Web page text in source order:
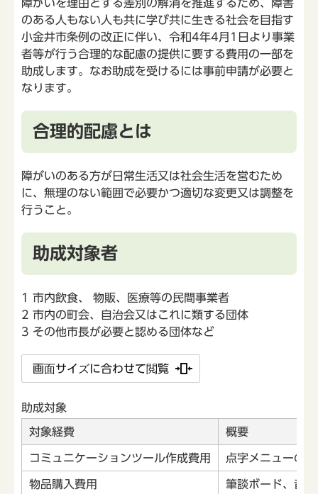
障がいを理由とする差別の解消を推進するため、障害
のある人もない人も共に学び共に生きる社会を目指す
小金井市条例の改正に伴い、令和4年4月1日より事業
者等が行う合理的な配慮の提供に要する費用の一部を
助成します。なお助成を受けるには事前申請が必要と
なります。
合理的配慮とは
障がいのある方が日常生活又は社会生活を営むため
に、無理のない範囲で必要かつ適切な変更又は調整を
行うこと。
助成対象者
1 市内飲食、 物販、医療等の民間事業者
2 市内の町会、自治会又はこれに類する団体
3 その他市長が必要と認める団体など
画面サイズに合わせて閲覧
助成対象
対象経費 概要
コミュニケーションツール作成費用 点字メニューの
物品購入費用 筆談ボード、音